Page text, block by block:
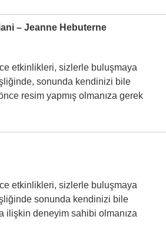
– Jeanne Hebuterne
etkinlikleri, sizlerle buluşmaya
sonunda kendinizi bile
resim yapmış olmanıza gerek
etkinlikleri, sizlerle buluşmaya
sonunda kendinizi bile
ilişkin deneyim sahibi olmanıza